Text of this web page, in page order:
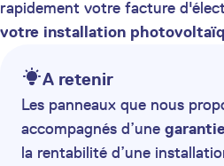
rapidement votre facture
votre installation
A retenir
Les panneaux que nous
accompagnés d’une
la rentabilité d’une